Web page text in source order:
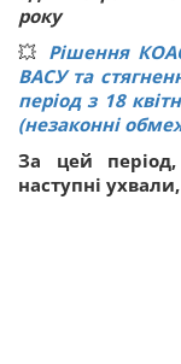
року
💥 Рішення
ВАСУ та
період з 18
(незаконні
За цей
наступні